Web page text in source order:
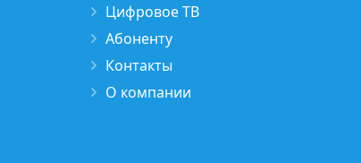
Цифровое ТВ
Абоненту
Контакты
О компании